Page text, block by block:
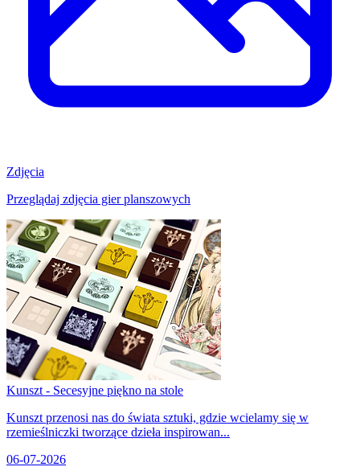
Zdjęcia
Przeglądaj zdjęcia gier planszowych
Kunszt - Secesyjne piękno na stole
Kunszt przenosi nas do świata sztuki, gdzie wcielamy się w
rzemieślniczki tworzące dzieła inspirowan...
06-07-2026